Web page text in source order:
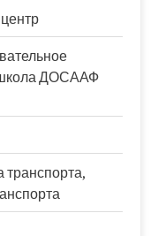
ДОСААФ
транспорта,